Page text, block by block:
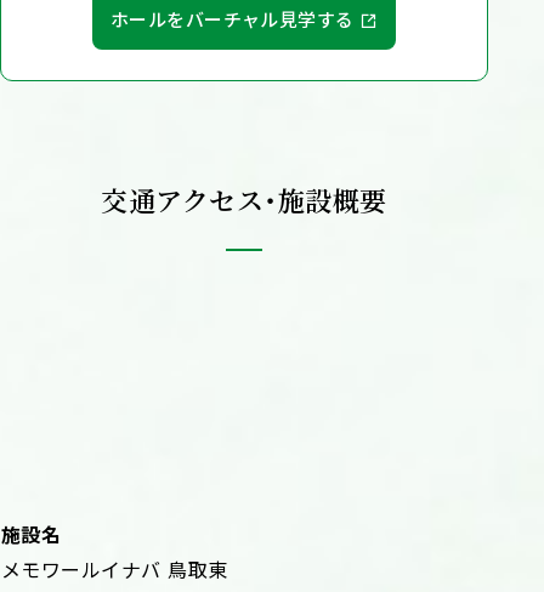
ホールをバーチャル見学する
交通アクセス・施設概要
施設名
メモワールイナバ 鳥取東